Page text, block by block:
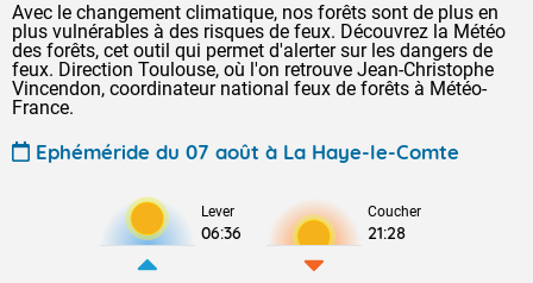
Avec le changement climatique, nos forêts sont de plus en
plus vulnérables à des risques de feux. Découvrez la Météo
des forêts, cet outil qui permet d'alerter sur les dangers de
feux. Direction Toulouse, où l'on retrouve Jean-Christophe
Vincendon, coordinateur national feux de forêts à Météo-
France.
Ephéméride du 07 août à La Haye-le-Comte
Lever
06:36
Coucher
21:28